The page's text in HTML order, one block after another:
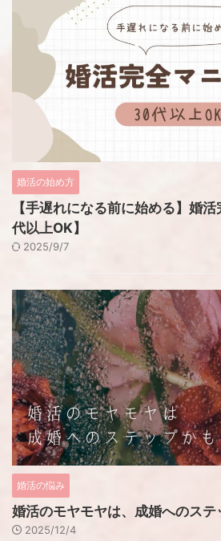
婚活の始め方
【手遅れになる前に始める】婚
代以上OK】
2025/9/7
婚活の悩み
婚活のモヤモヤは、成婚へのス
2025/12/4